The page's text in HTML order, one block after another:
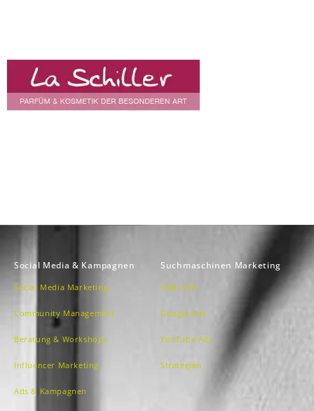
Social Media & Kampagnen
Social Media Marketing
Community Management
Beratung & Workshops
Influencer Marketing
Ads & Kampagnen
Suchmaschinen Marketing
SEM /SEA
Google Ads
YouTube Ads
Strategien